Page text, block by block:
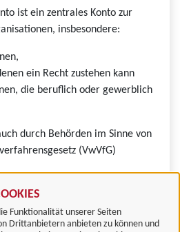
Funktionalität unserer Seiten
Drittanbietern anbieten zu können und
ist ein zentrales Konto zur
insbesondere:
ein Recht zustehen kann
die beruflich oder gewerblich
durch Behörden im Sinne von
(VwVfG)